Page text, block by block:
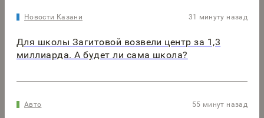
Новости Казани 31 минуту назад
Для школы Загитовой возвели центр за 1,3
миллиарда. А будет ли сама школа?
Авто 55 минут назад